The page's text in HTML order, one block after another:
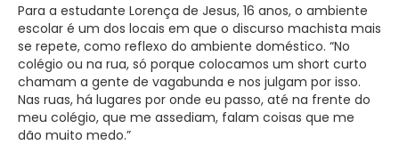
Para a estudante Lorença de Jesus, 16 anos, o ambiente
escolar é um dos locais em que o discurso machista mais
se repete, como reflexo do ambiente doméstico. “No
colégio ou na rua, só porque colocamos um short curto
chamam a gente de vagabunda e nos julgam por isso.
Nas ruas, há lugares por onde eu passo, até na frente do
meu colégio, que me assediam, falam coisas que me
dão muito medo.”